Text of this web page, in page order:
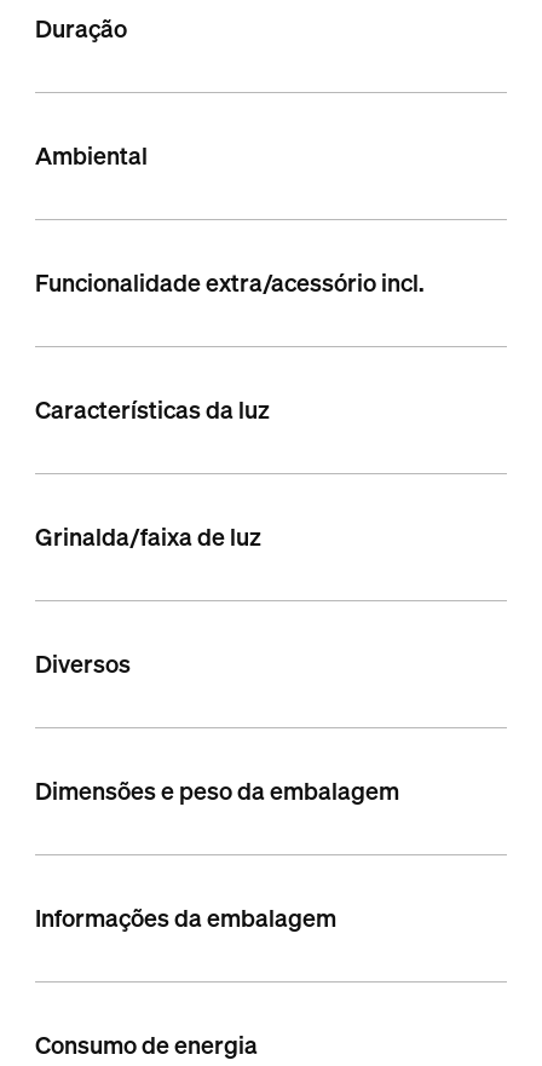
Duração
Ambiental
Funcionalidade extra/acessório incl.
Características da luz
Grinalda/faixa de luz
Diversos
Dimensões e peso da embalagem
Informações da embalagem
Consumo de energia